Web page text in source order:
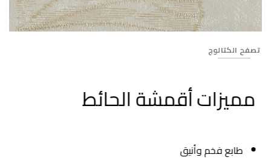
تصفح الكتالوج
مميزات أقمشة الحائط
طابع فخم وأنيق